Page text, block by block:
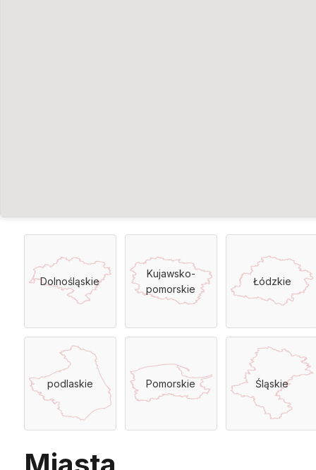
Dolnośląskie
Kujawsko-
pomorskie
Łódzkie
podlaskie Pomorskie Śląskie
Miasta